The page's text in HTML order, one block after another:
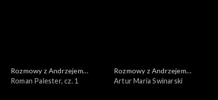
Rozmowy z Andrzejem
Doboszem
Roman Palester, cz. 1
Rozmowy z Andrzejem
Doboszem
Artur Maria Swinarski